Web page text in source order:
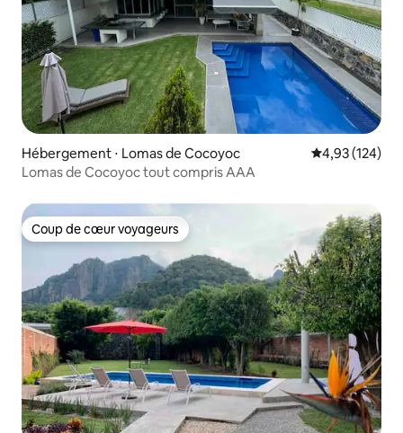
Hébergement ⋅ Lomas de Cocoyoc Évaluation
4,93 (124)
Lomas de Cocoyoc tout compris AAA
Coup de cœur voyageurs
Coup de cœur voyageurs